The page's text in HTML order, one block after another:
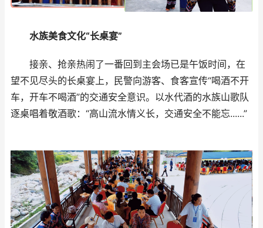
水族美食文化“长桌宴”
接亲、抢亲热闹了一番回到主会场已是午饭时间，在
望不见尽头的长桌宴上，民警向游客、食客宣传“喝酒不开
车，开车不喝酒”的交通安全意识。以水代酒的水族山歌队
逐桌唱着敬酒歌：“高山流水情义长，交通安全不能忘......”